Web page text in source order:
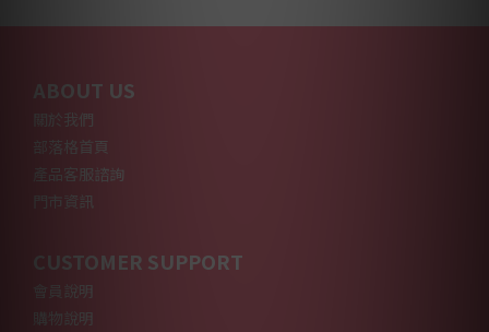
ABOUT US
關於我們
部落格首頁
產品客服諮詢
門市資訊
CUSTOMER SUPPORT
會員說明
購物說明